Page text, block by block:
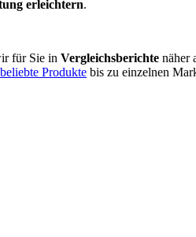
erleichtern.
für Sie in Vergleichsberichte näher
beliebte Produkte bis zu einzelnen